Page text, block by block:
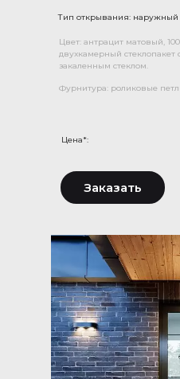
Тип открывания: наружный
Цвет: антрацит матовый,
двухкамерный стеклопакет
закаленным стеклом.
Фурнитура: роликовые
Цена*:
Заказать